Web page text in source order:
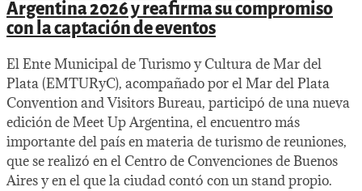
Argentina 2026 y reafirma su compromiso
con la captación de eventos
El Ente Municipal de Turismo y Cultura de Mar del
Plata (EMTURyC), acompañado por el Mar del Plata
Convention and Visitors Bureau, participó de una nueva
edición de Meet Up Argentina, el encuentro más
importante del país en materia de turismo de reuniones,
que se realizó en el Centro de Convenciones de Buenos
Aires y en el que la ciudad contó con un stand propio.